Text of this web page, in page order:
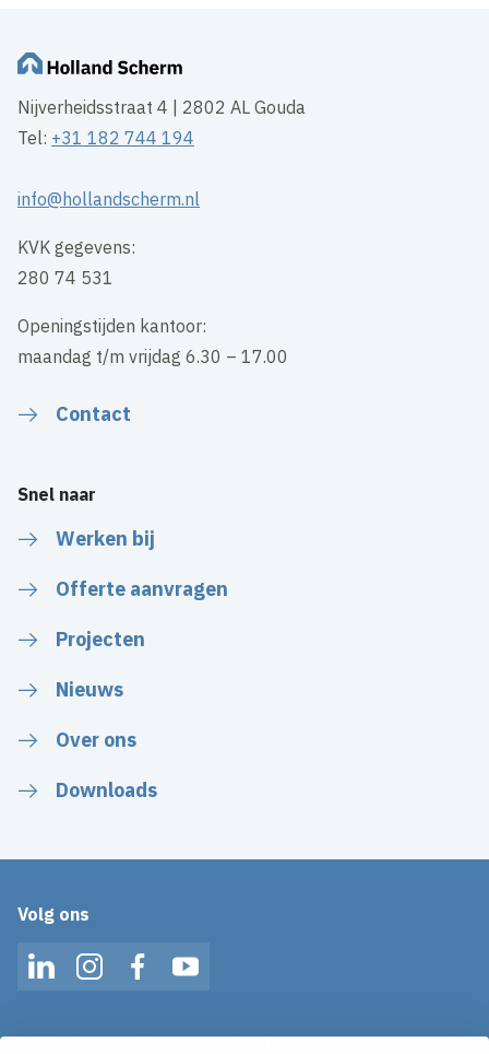
Nijverheidsstraat 4 | 2802 AL Gouda
Tel: +31 182 744 194
info@hollandscherm.nl
KVK gegevens:
280 74 531
Openingstijden kantoor:
maandag t/m vrijdag 6.30 – 17.00
Contact
Snel naar
Werken bij
Offerte aanvragen
Projecten
Nieuws
Over ons
Downloads
Volg ons
LinkedInInstagramFacebookYouTube